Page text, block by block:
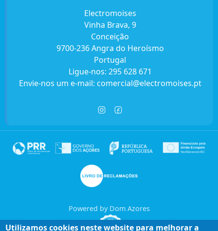
Electromoises
Vinha Brava, 9
Conceição
9700-236 Angra do Heroísmo
Portugal
Ligue-nos: 295 628 671
Envie-nos um e-mail: comercial@electromoises.pt
Powered by Dom Azores
Utilizamos cookies neste website para melhorar a